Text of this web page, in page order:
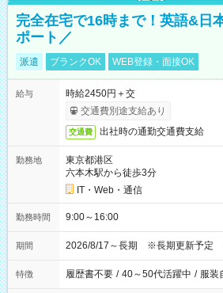
完全在宅で16時まで！英語&日
ポート／
派遣 ブランクOK WEB登録・面接OK
給与
時給2450円＋交
交通費別途支給あり
交通費 出社時の通勤交通費支給
勤務地
東京都港区
六本木駅から徒歩3分
IT・Web・通信
勤務時間 9:00～16:00
期間 2026/8/17～長期 ※長期更新予定
特徴 履歴書不要 / 40～50代活躍中 / 服装